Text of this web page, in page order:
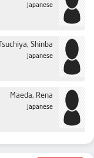
Japanese
Tsuchiya, Shinba
Japanese
Maeda, Rena
Japanese